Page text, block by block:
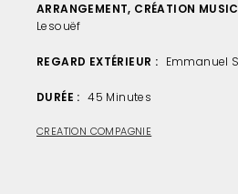
ARRANGEMENT, CRÉATION
Lesouëf
REGARD EXTÉRIEUR Emmanuel
DURÉE 45 Minutes
CREATION COMPAGNIE